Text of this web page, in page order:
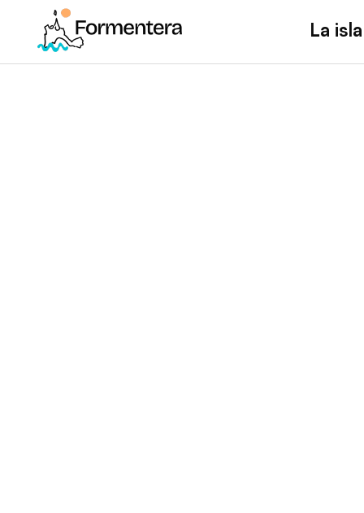
La isla